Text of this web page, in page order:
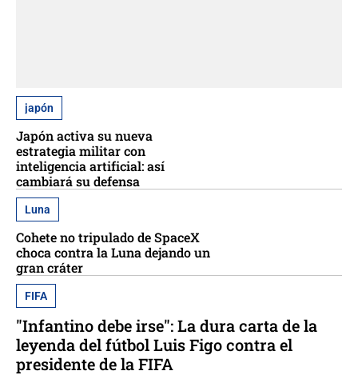
japón
Japón activa su nueva
estrategia militar con
inteligencia artificial: así
cambiará su defensa
Luna
Cohete no tripulado de SpaceX
choca contra la Luna dejando un
gran cráter
FIFA
"Infantino debe irse": La dura carta de la
leyenda del fútbol Luis Figo contra el
presidente de la FIFA